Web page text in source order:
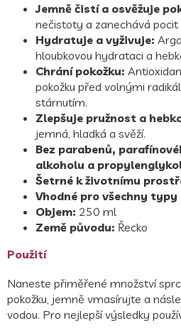
Jemně čistí a osvěžuje
nečistoty a zanechává
Hydratuje a vyživuje:
hloubkovou hydrataci a
Chrání pokožku:
pokožku před volnými
stárnutím.
Zlepšuje pružnost a
jemná, hladká a svěží.
Bez parabenů,
alkoholu a
Šetrné k životnímu
Vhodné pro všechny typy
Objem: 250 ml
Země původu: Řecko
Použití
Naneste přiměřené množství
pokožku, jemně vmasírujte a
vodou. Pro nejlepší výsledky